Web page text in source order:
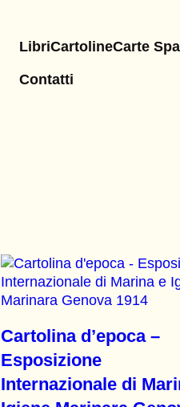
LibriCartolineCarte
Contatti
Cartolina d’epoca –
Esposizione
Internazionale di